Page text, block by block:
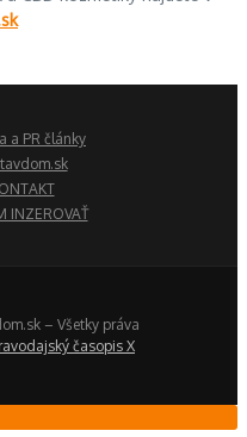
a PR články
INZEROVAŤ
– Všetky práva
časopis X